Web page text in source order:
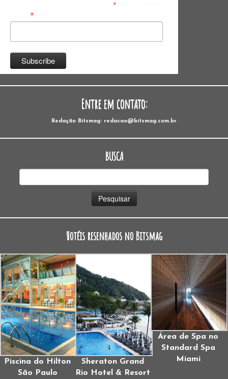
*indicates required
*
Entre em contato:
Redação Bitsmag: redacao@bitsmag.com.br
BUSCA
Hotéis resenhados no Bitsmag
Piscina do Hilton
São Paulo
Sheraton Grand
Rio Hotel & Resort
Área de Spa no
Standard Spa
Miami